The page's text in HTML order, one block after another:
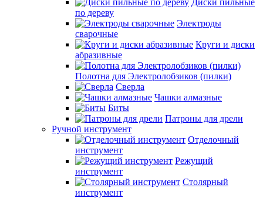
Диски пильные
по дереву
Электроды
сварочные
Круги и диски
абразивные
Полотна для Электролобзиков (пилки)
Сверла
Чашки алмазные
Биты
Патроны для дрели
Ручной инструмент
Отделочный
инструмент
Режущий
инструмент
Столярный
инструмент